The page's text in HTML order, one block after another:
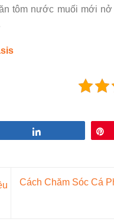
tôm nước muối mới
Cách Chăm Sóc Cá